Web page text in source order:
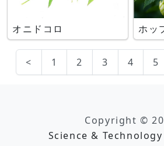
オニドコロ ホッ
< 1 2 3 4 5
Copyright ©
Science &